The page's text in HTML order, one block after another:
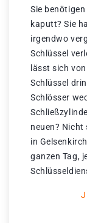
Sie
kaputt? Sie
irgendwo
Schlüssel
lässt sich
Schlüssel
Schlösser
neuen? Nicht
in
ganzen Tag,